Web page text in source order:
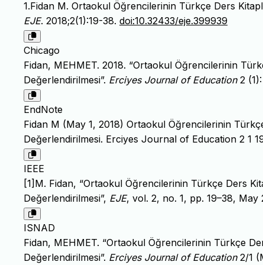
1.Fidan M. Ortaokul Öğrencilerinin Türkçe Ders
EJE. 2018;2(1):19-38. doi:10.32433/eje.399939
Chicago
Fidan, MEHMET. 2018. “Ortaokul Öğrencilerinin
Değerlendirilmesi”. Erciyes Journal of Education2 (1):
EndNote
Fidan M (May 1, 2018) Ortaokul Öğrencilerinin
Değerlendirilmesi. Erciyes Journal of Education 2 1
IEEE
[1]M. Fidan, “Ortaokul Öğrencilerinin Türkçe Ders
Değerlendirilmesi”, EJE, vol. 2, no. 1, pp. 19–38, May
ISNAD
Fidan, MEHMET. “Ortaokul Öğrencilerinin Türkçe
Değerlendirilmesi”. Erciyes Journal of Education2/1